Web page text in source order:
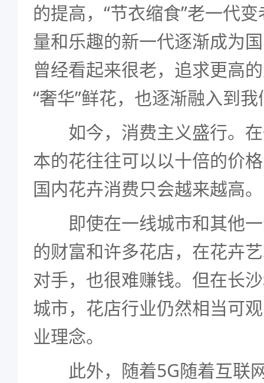
的提高，“节衣缩食”老一代
量和乐趣的新一代逐渐成为
曾经看起来很老，追求更高
“奢华”鲜花，也逐渐融入到
如今，消费主义盛行。在
本的花往往可以以十倍的价
国内花卉消费只会越来越高。
即使在一线城市和其他一
的财富和许多花店，在花卉
对手，也很难赚钱。但在长
城市，花店行业仍然相当可
业理念。
此外，随着5G随着互联